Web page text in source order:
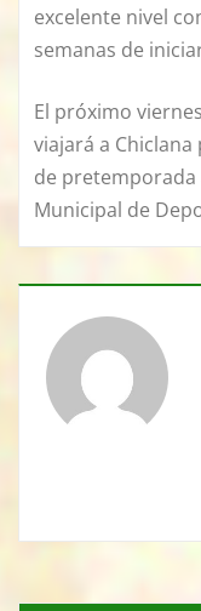
excelente nivel
semanas de
El próximo
viajará a
de pretemporada
Municipal de